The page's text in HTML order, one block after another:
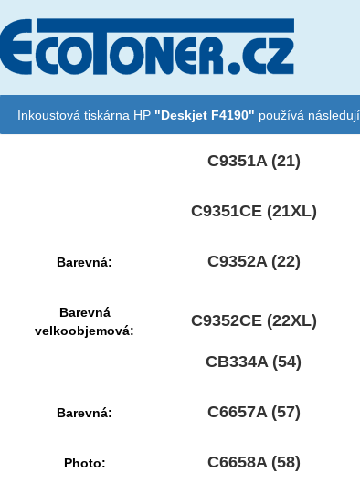
Inkoustová tiskárna HP "Deskjet F4190" používá
C9351A (21)
C9351CE (21XL)
Barevná:
C9352A (22)
Barevná
velkoobjemová:
C9352CE (22XL)
CB334A (54)
Barevná:
C6657A (57)
Photo:
C6658A (58)